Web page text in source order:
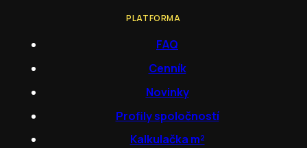
PLATFORMA
FAQ
Cenník
Novinky
Profily spoločností
Kalkulačka m²